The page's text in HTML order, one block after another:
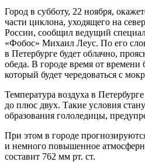
Город в субботу, 22 ноября,
части циклона, уходящего на
России, сообщил ведущий
«Фобос» Михаил Леус. По его
в Петербурге будет облачно,
обеда. В городе время от времени
который будет чередоваться с
Температура воздуха в Петербурге
до плюс двух. Такие условия
образования гололедицы,
При этом в городе
и немного повышенное
составит 762 мм рт. ст.